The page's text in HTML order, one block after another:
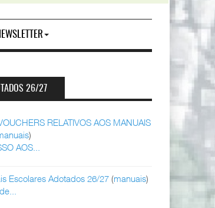
26/27
RELATIVOS AOS MANUAIS
)
AOS...
Escolares Adotados 26/27 (manuais)